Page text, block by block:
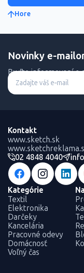
Hore
Novinky e-
Buďte informovaní o
Kontakt
www.sketch.sk
02 4848 4040
Kategórie
Textil
Elektronika
Darčeky
Kancelária
Pracovné odevy
Domácnosť
Voľný čas